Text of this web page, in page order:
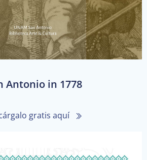
Antonio in 1778
gratis aquí